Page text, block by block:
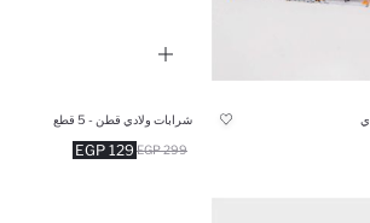
شرابات ولادي قطن - 5 قطع
129 EGP 299 EGP